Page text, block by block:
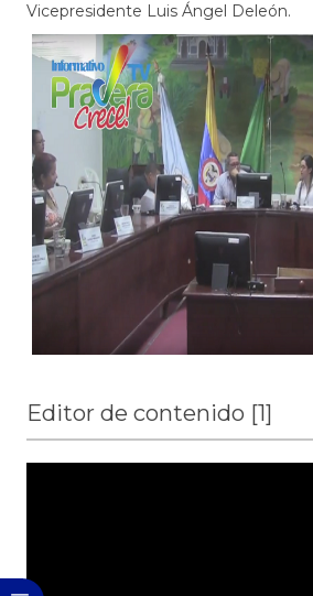
Vicepresidente Luis Ángel Deleón.
Editor de contenido ‭[1]‬